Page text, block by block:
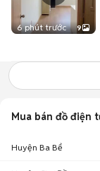
6 phút trước 9
Mua bán đồ điện
Huyện Ba Bể